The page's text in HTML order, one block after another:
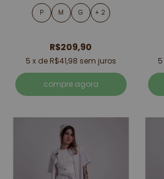
P M G + 2
R$209,90
5 x de R$41,98 sem juros
compre agora
5